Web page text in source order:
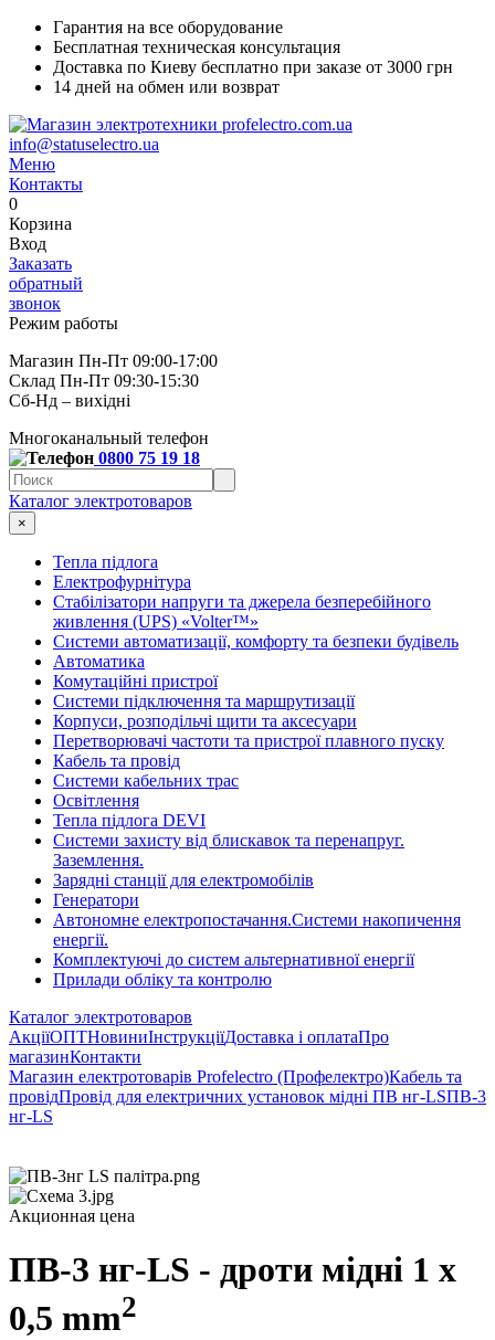
Гарантия на все оборудование
Бесплатная техническая консультация
Доставка по Киеву бесплатно при заказе от 3000 грн
14 дней на обмен или возврат
info@statuselectro.ua
Меню
Контакты
0
Корзина
Вход
Заказать
обратный
звонок
Режим работы
Магазин Пн-Пт 09:00-17:00
Склад Пн-Пт 09:30-15:30
Сб-Нд – вихідні
Многоканальный телефон
0800 75 19 18
Каталог электротоваров
×
Тепла підлога
Електрофурнітура
Cтабілізатори напруги та джерела безперебійного
живлення (UPS) «Volter™»
Системи автоматизації, комфорту та безпеки будівель
Автоматика
Комутаційні пристрої
Системи підключення та маршрутизації
Корпуси, розподільчі щити та аксесуари
Перетворювачі частоти та пристрої плавного пуску
Кабель та провід
Системи кабельних трас
Освітлення
Тепла підлога DEVI
Системи захисту від блискавок та перенапруг.
Заземлення.
Зарядні станції для електромобілів
Генератори
Автономне електропостачання.Системи накопичення
енергії.
Комплектуючі до систем альтернативної енергії
Прилади обліку та контролю
Каталог электротоваров
АкціїОПТНовиниІнструкціїДоставка і оплатаПро
магазинКонтакти
Магазин електротоварів Profelectro (Профелектро)Кабель та
провідПровід для електричних установок мідні ПВ нг-LSПВ-3
нг-LS
Акционная цена
ПВ-3 нг-LS - дроти мідні 1 х
0,5 mm2